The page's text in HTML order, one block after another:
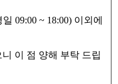
09:00 ~ 18:00) 이외에
이 점 양해 부탁 드립